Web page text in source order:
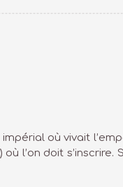
où vivait
l’on doit s’inscrire.